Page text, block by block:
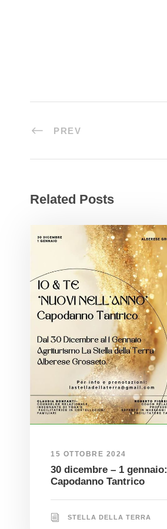
PREV
Related Posts
15 OTTOBRE 2024
30 dicembre – 1 gennaio:
Capodanno Tantrico
STELLA DELLA TERRA